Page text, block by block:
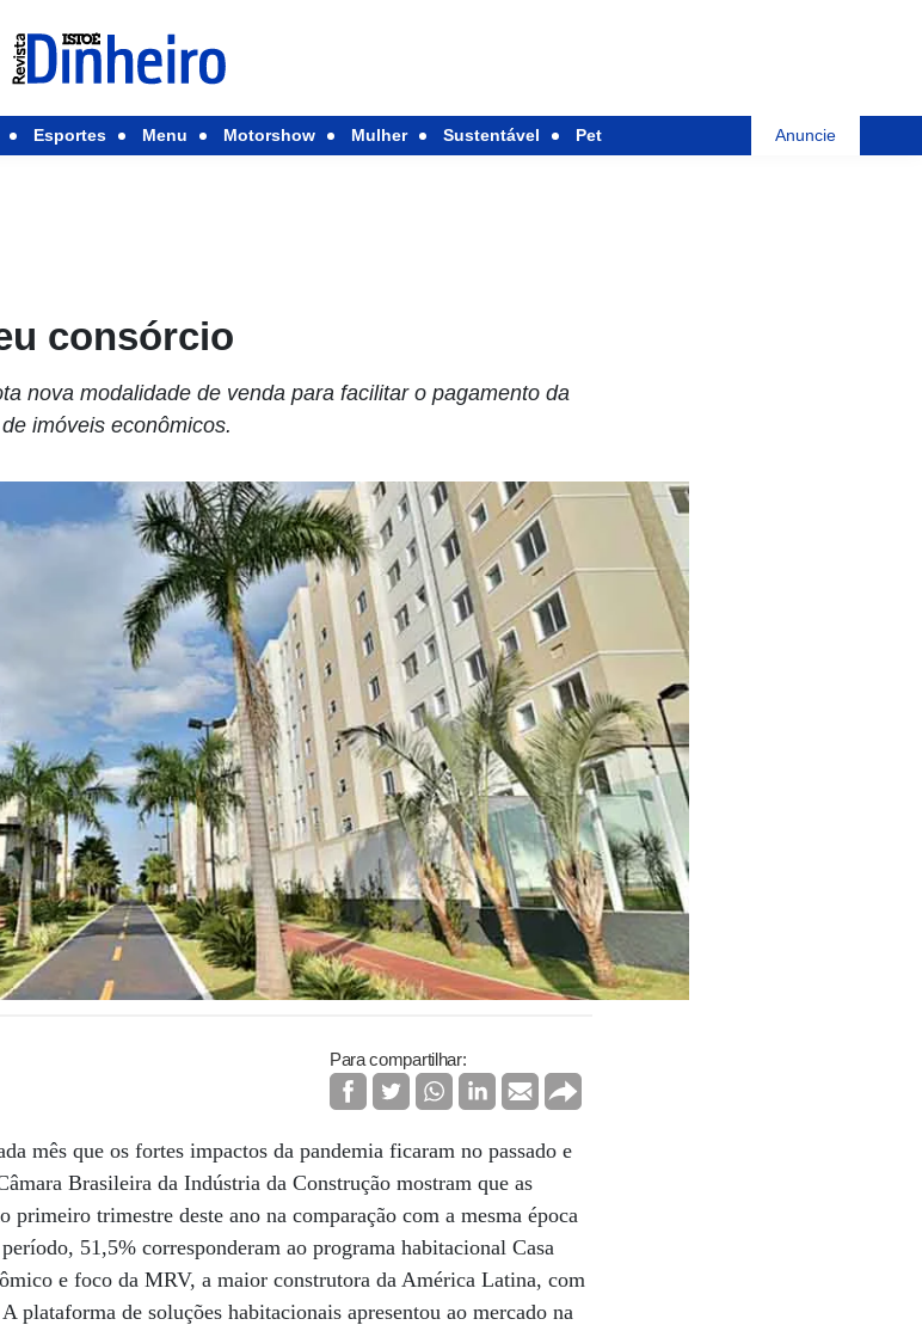
Esportes Menu Motorshow Mulher Sustentável Pet Anuncie
consórcio
nova modalidade de venda para facilitar o pagamento da
imóveis econômicos.
Para compartilhar:
mês que os fortes impactos da pandemia ficaram no passado e
Brasileira da Indústria da Construção mostram que as
primeiro trimestre deste ano na comparação com a mesma época
51,5% corresponderam ao programa habitacional Casa
e foco da MRV, a maior construtora da América Latina, com
plataforma de soluções habitacionais apresentou ao mercado na